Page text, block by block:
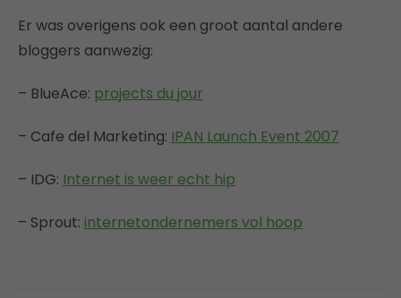
Er was overigens ook een groot aantal andere
bloggers aanwezig:
– BlueAce: projects du jour
– Cafe del Marketing: IPAN Launch Event 2007
– IDG: Internet is weer echt hip
– Sprout: internetondernemers vol hoop